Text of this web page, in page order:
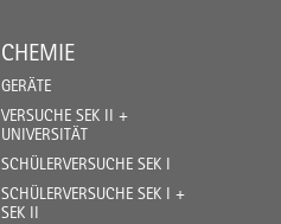
CHEMIE
GERÄTE
VERSUCHE SEK II +
UNIVERSITÄT
SCHÜLERVERSUCHE SEK I
SCHÜLERVERSUCHE SEK I +
SEK II